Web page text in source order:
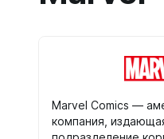
Marvel Comics —
компания,